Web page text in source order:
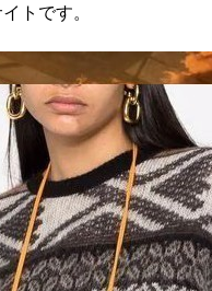
トです。